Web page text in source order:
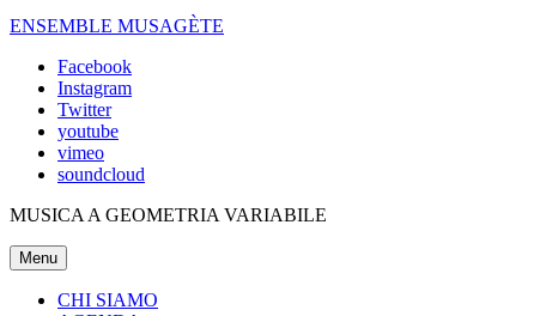
ENSEMBLE MUSAGÈTE
Facebook
Instagram
Twitter
youtube
vimeo
soundcloud
MUSICA A GEOMETRIA VARIABILE
Menu
CHI SIAMO